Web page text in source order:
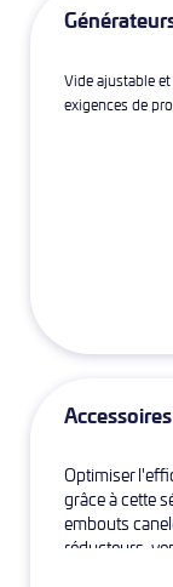
Vide ajustable
exigences de
Optimiser
grâce à cette
embouts
réducteurs,